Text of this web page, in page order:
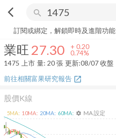
arrow_back_ios search
業旺 27.30+ 0.74%
訂閱或綁定，解鎖即時及進階功能
業旺 27.30 + 0.20
0.74%
1475
上市 量: 20張 更新:08/07 收盤
前往相關富果研究報告 open_in_new
股價K線
5MA: 10MA: 20MA: 60MA: settings MA 設定